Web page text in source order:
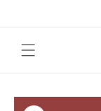
Skip to
product